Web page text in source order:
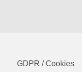
GDPR / Cookies